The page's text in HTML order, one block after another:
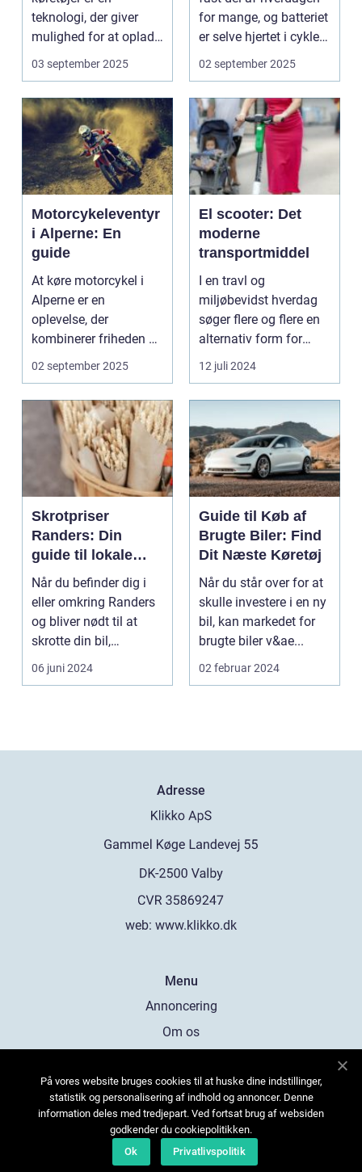
teknologi, der giver
mulighed for at oplade
uden...
03 september 2025
for mange, og batteriet
er selve hjertet i cyklen.
Et go...
02 september 2025
Motorcykeleventyr
i Alperne: En
guide
At køre motorcykel i
Alperne er en
oplevelse, der
kombinerer friheden på
to hjul med no...
02 september 2025
El scooter: Det
moderne
transportmiddel
I en travl og
miljøbevidst hverdag
søger flere og flere en
alternativ form for
transport. El scooter...
12 juli 2024
Skrotpriser
Randers: Din
guide til lokale
muligheder
Når du befinder dig i
eller omkring Randers
og bliver nødt til at
skrotte din bil,
gammelt jern elle...
06 juni 2024
Guide til Køb af
Brugte Biler: Find
Dit Næste Køretøj
Når du står over for at
skulle investere i en ny
bil, kan markedet for
brugte biler v&ae...
02 februar 2024
Adresse
web: www.klikko.dk
Menu
Annoncering
Om os
Kontakt os
Sitemap
På vores website bruges cookies til at huske dine indstillinger,
statistik og personalisering af indhold og annoncer. Denne
information deles med tredjepart. Ved fortsat brug af websiden
godkender du cookiepolitikken.
Ok
Privatlivspolitik